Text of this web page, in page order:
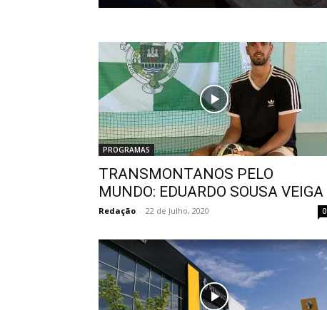
PROGRAMAS
TRANSMONTANOS PELO
MUNDO: EDUARDO SOUSA VEIGA
Redação - 22 de Julho, 2020 0